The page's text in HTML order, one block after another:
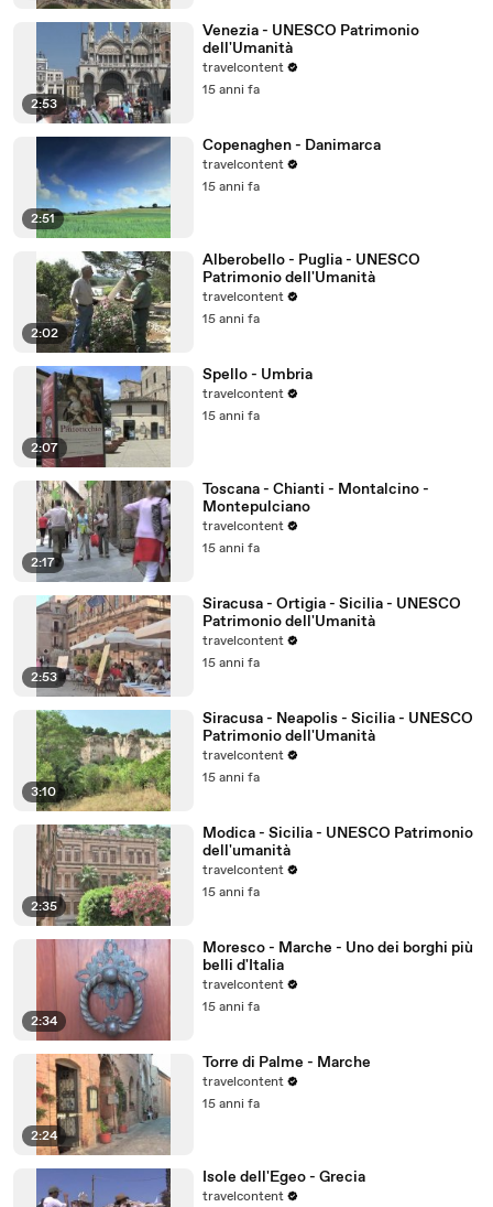
2:53
Venezia - UNESCO Patrimonio
dell'Umanità
travelcontent
15 anni fa
2:51
Copenaghen - Danimarca
travelcontent
15 anni fa
2:02
Alberobello - Puglia - UNESCO
Patrimonio dell'Umanità
travelcontent
15 anni fa
2:07
Spello - Umbria
travelcontent
15 anni fa
2:17
Toscana - Chianti - Montalcino -
Montepulciano
travelcontent
15 anni fa
2:53
Siracusa - Ortigia - Sicilia - UNESCO
Patrimonio dell'Umanità
travelcontent
15 anni fa
3:10
Siracusa - Neapolis - Sicilia - UNESCO
Patrimonio dell'Umanità
travelcontent
15 anni fa
2:35
Modica - Sicilia - UNESCO Patrimonio
dell'umanità
travelcontent
15 anni fa
2:34
Moresco - Marche - Uno dei borghi più
belli d'Italia
travelcontent
15 anni fa
2:24
Torre di Palme - Marche
travelcontent
15 anni fa
Isole dell'Egeo - Grecia
travelcontent